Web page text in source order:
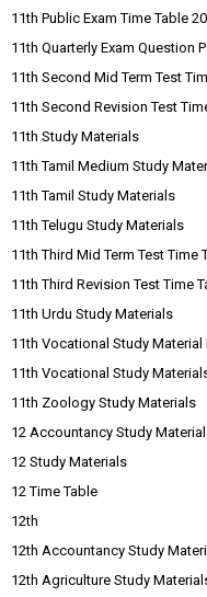
11th Public Exam Time Table
11th Quarterly Exam Question
11th Second Mid Term Test
11th Second Revision Test
11th Study Materials
11th Tamil Medium Study
11th Tamil Study Materials
11th Telugu Study Materials
11th Third Mid Term Test Time
11th Third Revision Test Time
11th Urdu Study Materials
11th Vocational Study Material
11th Vocational Study
11th Zoology Study Materials
12 Accountancy Study
12 Study Materials
12 Time Table
12th
12th Accountancy Study
12th Agriculture Study